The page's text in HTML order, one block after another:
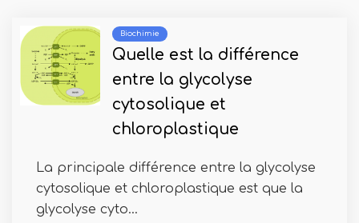
Biochimie
Quelle est la différence
entre la glycolyse
cytosolique et
chloroplastique
La principale différence entre la glycolyse
cytosolique et chloroplastique est que la
glycolyse cyto...